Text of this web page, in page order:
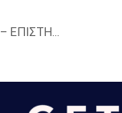
TARGET PHARMA – ΕΠΙΣΤΗΜΟΝΙΚΟΥΣ ΣΥΝΕΡΓΑΤΕΣ με έδρα την Θεσσαλονίκη